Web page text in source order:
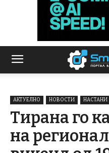
АКТУЕЛНО НОВОСТИ НАСТАНИ
Тирана го
на